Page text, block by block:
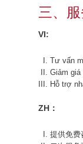
三、
VI:
Tư vấn
Giảm
Hỗ trợ
ZH：
提供免费